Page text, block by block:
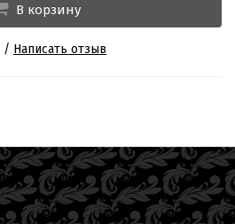
В корзину
/ Написать отзыв